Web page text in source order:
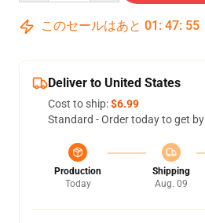
このセールはあと 01 : 47: 54
Deliver to United States
Cost to ship:$6.99
Standard - Order today to get by
Production
Today
Shipping
Aug. 09